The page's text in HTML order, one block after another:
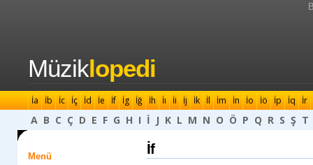
Müziklopedi
İa İb İc İç İd İe İf İg İğ İh İı İi İj İk İl İm İn İo İö İp İq İr
A B C Ç D E F G H I İ J K L M N O Ö P Q R S Ş T
Menü İf